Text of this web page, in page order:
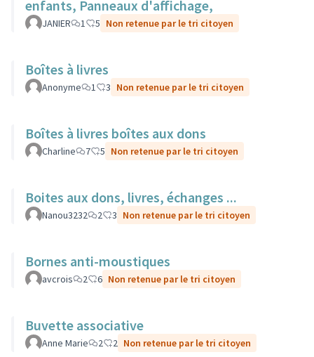
enfants, Panneaux d'affichage,
JANIER 1 5 Non retenue par le tri citoyen
Boîtes à livres
Anonyme 1 3 Non retenue par le tri citoyen
Boîtes à livres boîtes aux dons
Charline 7 5 Non retenue par le tri citoyen
Boites aux dons, livres, échanges ...
Nanou3232 2 3 Non retenue par le tri citoyen
Bornes anti-moustiques
avcrois 2 6 Non retenue par le tri citoyen
Buvette associative
Anne Marie 2 2 Non retenue par le tri citoyen